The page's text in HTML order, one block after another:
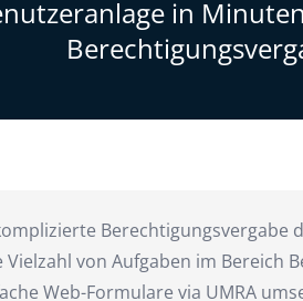
in
Berechtigungsvergabe
Vielzahl von Aufgaben im Bereich
Web-Formulare via UMRA